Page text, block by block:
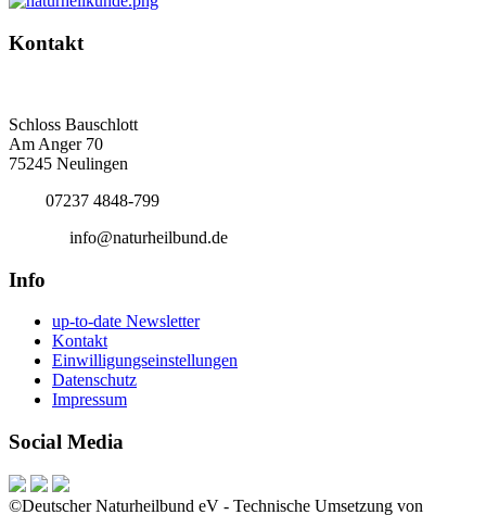
Kontakt
Schloss Bauschlott
Am Anger 70
75245 Neulingen
07237 4848-799
info@naturheilbund.de
Info
up-to-date Newsletter
Kontakt
Einwilligungseinstellungen
Datenschutz
Impressum
Social Media
©Deutscher Naturheilbund eV - Technische Umsetzung von